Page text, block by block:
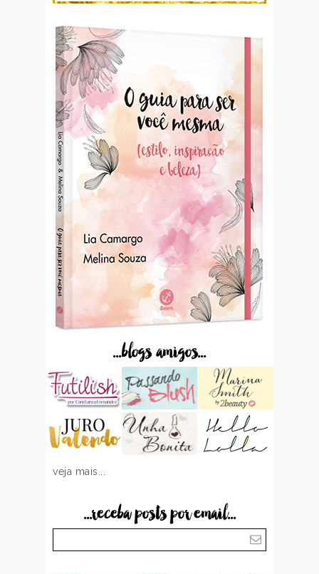
...blogs amigos...
veja mais...
...receba posts por email...